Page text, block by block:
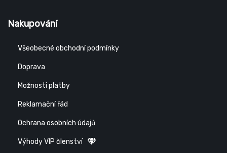
Nakupování
Všeobecné obchodní podmínky
Doprava
Možnosti platby
Reklamační řád
Ochrana osobních údajů
Výhody VIP členství